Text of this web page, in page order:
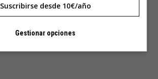
Suscribirse desde 10€/año
Gestionar opciones